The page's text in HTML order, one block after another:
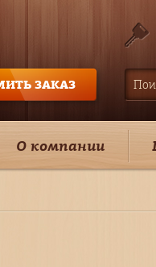
ЗАКАЗ
О компании